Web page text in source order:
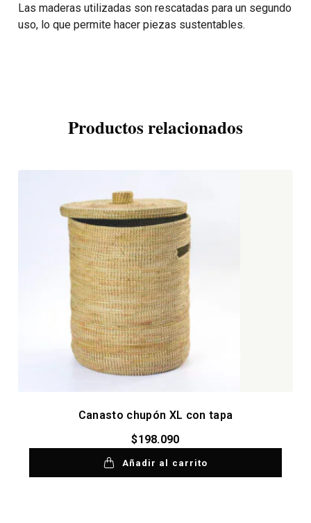
Las maderas utilizadas son rescatadas para un segundo
uso, lo que permite hacer piezas sustentables.
Productos relacionados
Canasto chupón XL con tapa
$198.090
Añadir al carrito